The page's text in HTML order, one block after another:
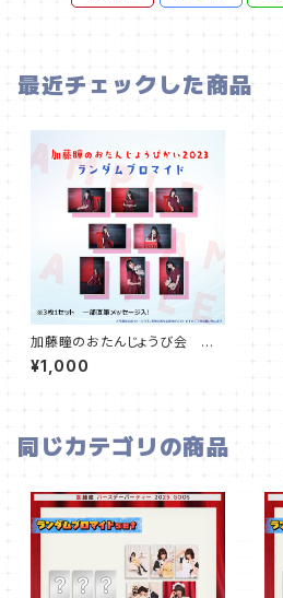
最近チェックした商品
加藤瞳のおたんじょうび会 ラ
ンダムブロマイド（3枚1セット）
¥1,000
同じカテゴリの商品